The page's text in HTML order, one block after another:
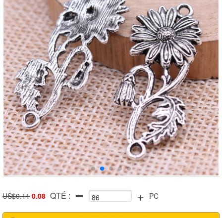
US$0.11 0.08 QTÉ : + PC